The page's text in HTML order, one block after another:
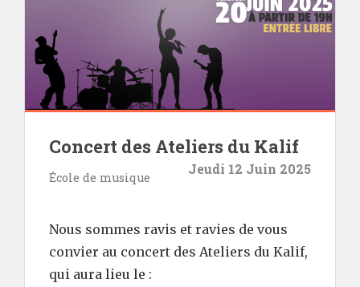
Concert des Ateliers du Kalif
École de musique
Jeudi 12 Juin 2025
Nous sommes ravis et ravies de vous
convier au concert des Ateliers du Kalif,
qui aura lieu le :